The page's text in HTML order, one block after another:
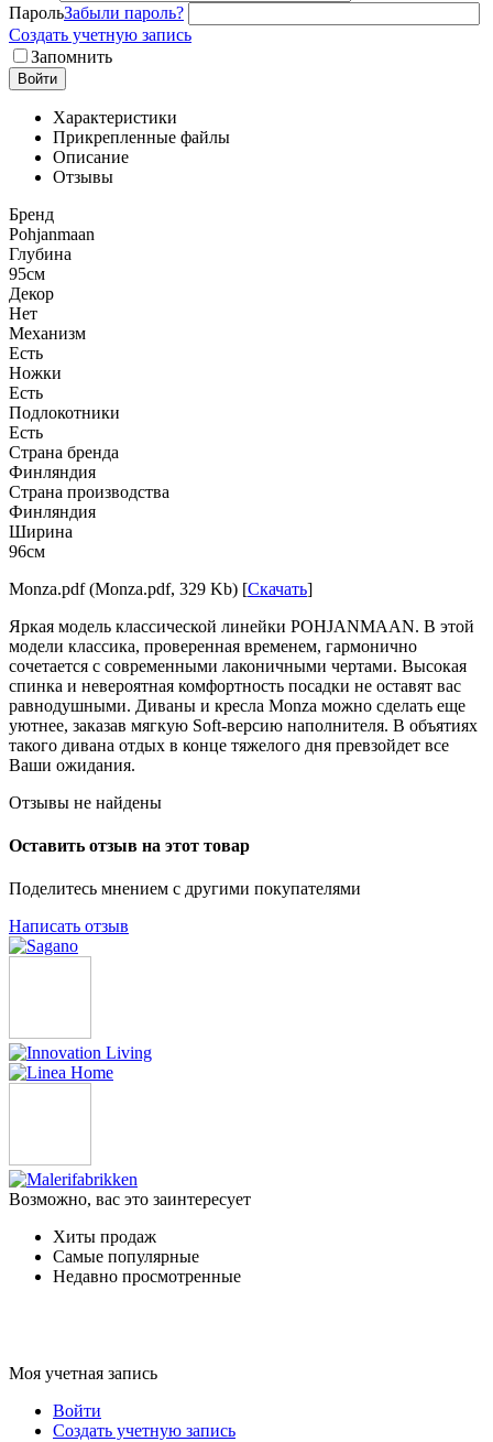
ПарольЗабыли пароль?
Создать учетную запись
Запомнить
Войти
Характеристики
Прикрепленные файлы
Описание
Отзывы
Бренд
Pohjanmaan
Глубина
95см
Декор
Нет
Механизм
Есть
Ножки
Есть
Подлокотники
Есть
Страна бренда
Финляндия
Страна производства
Финляндия
Ширина
96см
Monza.pdf (Monza.pdf, 329 Kb) [Скачать]
Яркая модель классической линейки POHJANMAAN. В этой
модели классика, проверенная временем, гармонично
сочетается с современными лаконичными чертами. Высокая
спинка и невероятная комфортность посадки не оставят вас
равнодушными. Диваны и кресла Monza можно сделать еще
уютнее, заказав мягкую Soft-версию наполнителя. В объятиях
такого дивана отдых в конце тяжелого дня превзойдет все
Ваши ожидания.
Отзывы не найдены
Оставить отзыв на этот товар
Поделитесь мнением с другими покупателями
Написать отзыв
Возможно, вас это заинтересует
Хиты продаж
Самые популярные
Недавно просмотренные
Моя учетная запись
Войти
Создать учетную запись